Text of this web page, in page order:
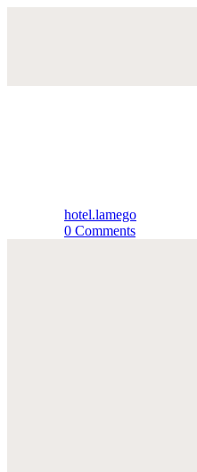
hotel.lamego
0 Comments